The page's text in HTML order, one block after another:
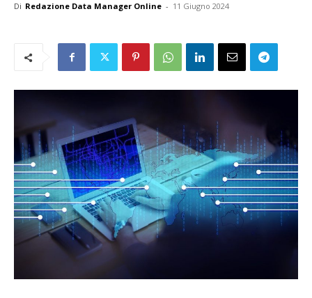
Di Redazione Data Manager Online - 11 Giugno 2024